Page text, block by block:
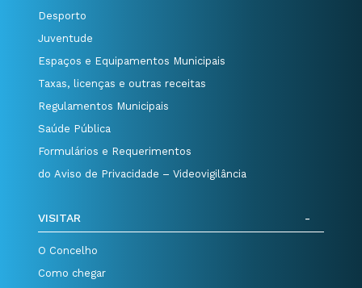
Desporto
Juventude
Espaços e Equipamentos Municipais
Taxas, licenças e outras receitas
Regulamentos Municipais
Saúde Pública
Formulários e Requerimentos
do Aviso de Privacidade – Videovigilância
VISITAR
O Concelho
Como chegar